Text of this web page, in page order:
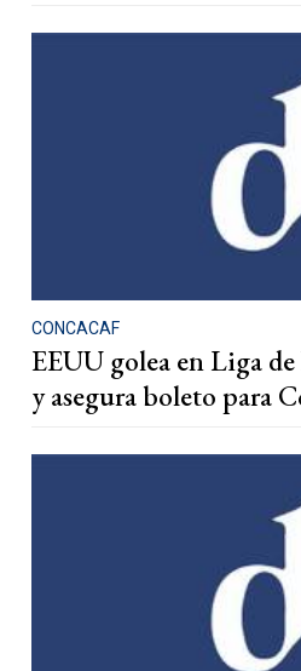
CONCACAF
EEUU golea en Liga
y asegura boleto para